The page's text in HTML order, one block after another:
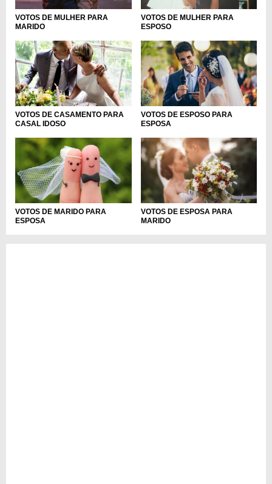
VOTOS DE MULHER PARA
MARIDO
VOTOS DE MULHER PARA
ESPOSO
VOTOS DE CASAMENTO PARA
CASAL IDOSO
VOTOS DE ESPOSO PARA
ESPOSA
VOTOS DE MARIDO PARA
ESPOSA
VOTOS DE ESPOSA PARA
MARIDO